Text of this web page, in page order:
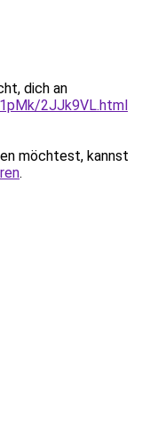
dich an
2JJk9VL.html
möchtest, kannst
.